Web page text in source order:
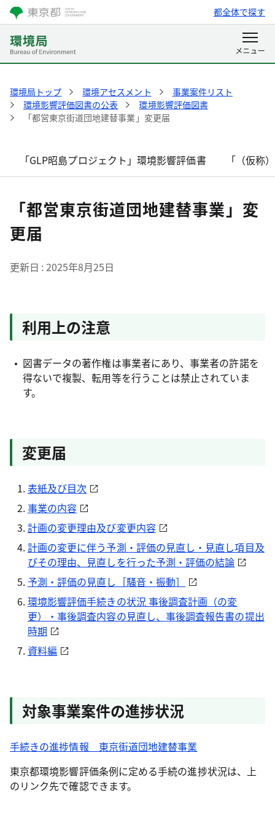
都全体で探す
環境局トップ 環境アセスメント
事業案件リスト
環境影響評価図書の公表
環境影響評価図書
「都営東京街道団地建替事業」変更届
「GLP昭島プロジェクト」環境影響評価書 「（仮称
「都営東京街道団地建替事業」変
更届
更新日 2025年8月25日
利用上の注意
図書データの著作権は事業者にあり、事業者の許諾を
得ないで複製、転用等を行うことは禁止されていま
す。
変更届
表紙及び目次
事業の内容
計画の変更理由及び変更内容
計画の変更に伴う予測・評価の見直し・見直し項目及
びその理由、見直しを行った予測・評価の結論
予測・評価の見直し［騒音・振動］
環境影響評価手続きの状況 事後調査計画（の変
更）・事後調査内容の見直し、事後調査報告書の提出
時期
資料編
対象事業案件の進捗状況
手続きの進捗情報 東京街道団地建替事業
東京都環境影響評価条例に定める手続の進捗状況は、上
のリンク先で確認できます。